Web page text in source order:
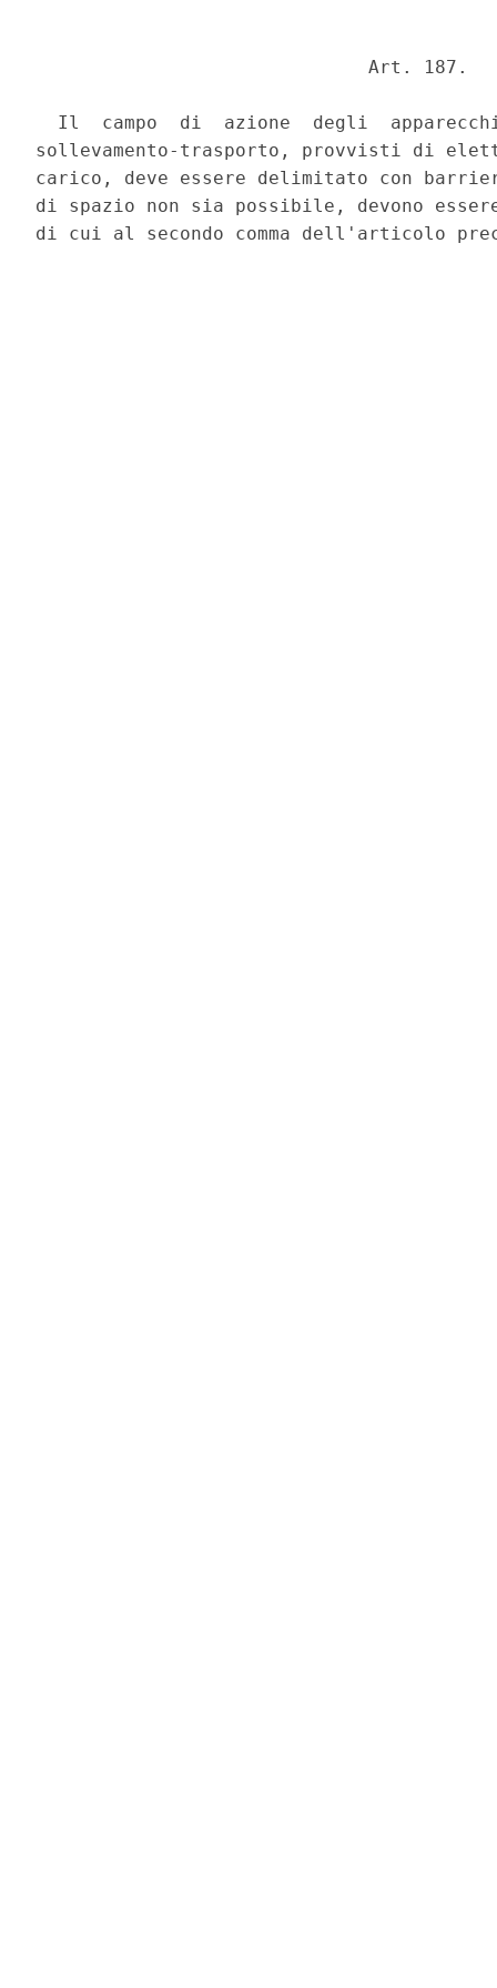
                              Art. 187.
Il  campo  di  azione  degli
sollevamento-trasporto, provvisti di
carico, deve essere delimitato con
di spazio non sia possibile, devono